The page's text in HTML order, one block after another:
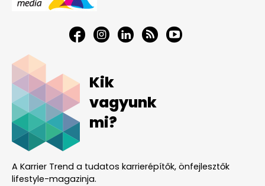
Kik
vagyunk
mi?
A Karrier Trend a tudatos karrierépítők, önfejlesztők
lifestyle-magazinja.